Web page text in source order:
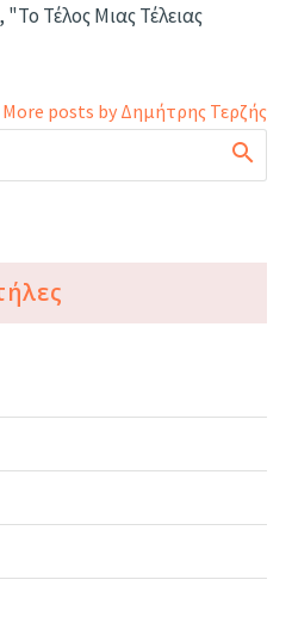
Τέλος Μιας Τέλειας
More posts by Δημήτρης Τερζής